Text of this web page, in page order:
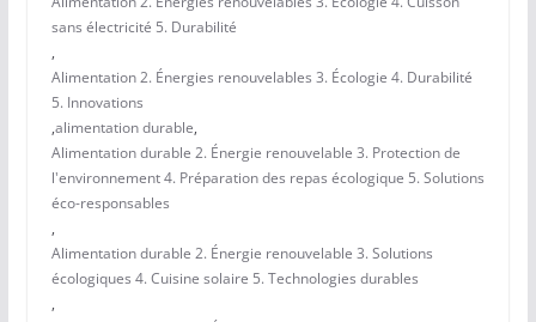
sans électricité 5. Durabilité
,
Alimentation 2. Énergies renouvelables 3. Écologie 4. Durabilité
5. Innovations
,alimentation durable,
Alimentation durable 2. Énergie renouvelable 3. Protection de
l'environnement 4. Préparation des repas écologique 5. Solutions
éco-responsables
,
Alimentation durable 2. Énergie renouvelable 3. Solutions
écologiques 4. Cuisine solaire 5. Technologies durables
,